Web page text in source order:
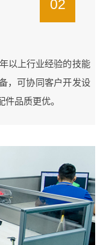
02
以上行业经验的技能
，可协同客户开发设
品质更优。